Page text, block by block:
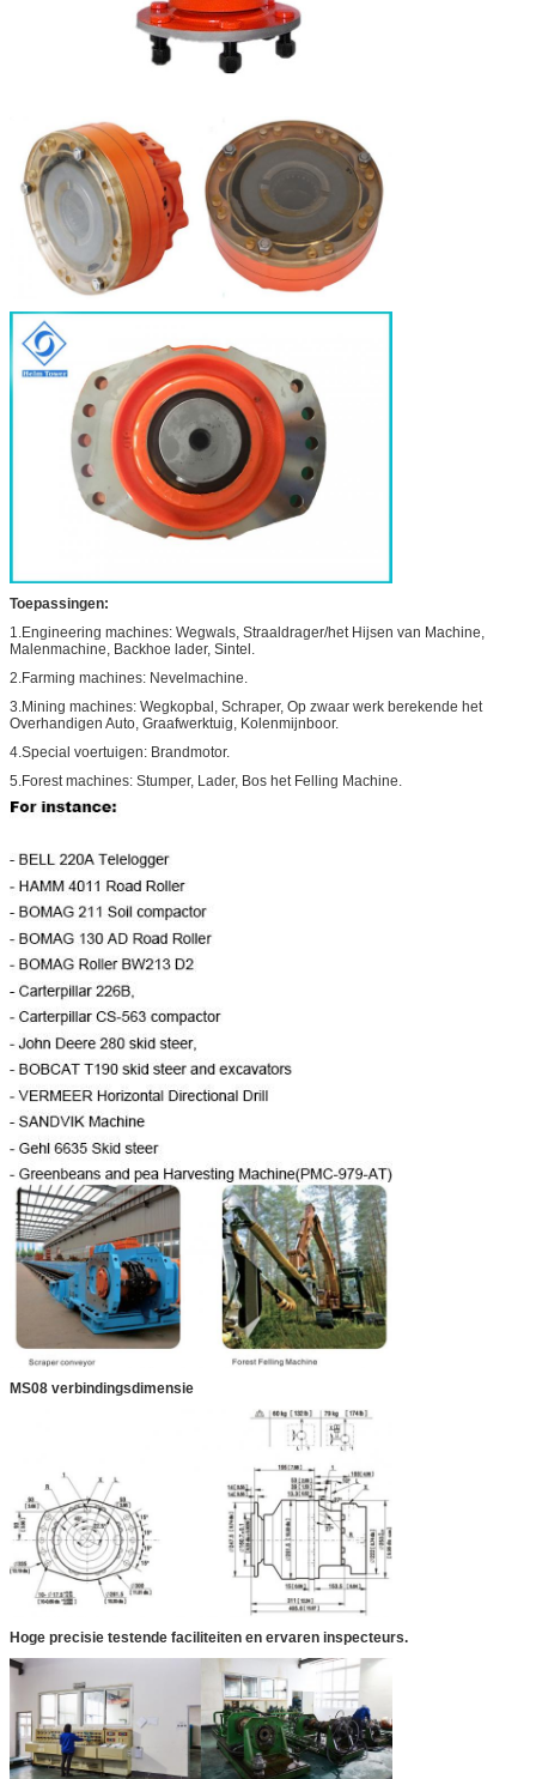
Toepassingen:
1.Engineering machines: Wegwals, Straaldrager/het Hijsen van Machine,
Malenmachine, Backhoe lader, Sintel.
2.Farming machines: Nevelmachine.
3.Mining machines: Wegkopbal, Schraper, Op zwaar werk berekende het
Overhandigen Auto, Graafwerktuig, Kolenmijnboor.
4.Special voertuigen: Brandmotor.
5.Forest machines: Stumper, Lader, Bos het Felling Machine.
MS08 verbindingsdimensie
Hoge precisie testende faciliteiten en ervaren inspecteurs.